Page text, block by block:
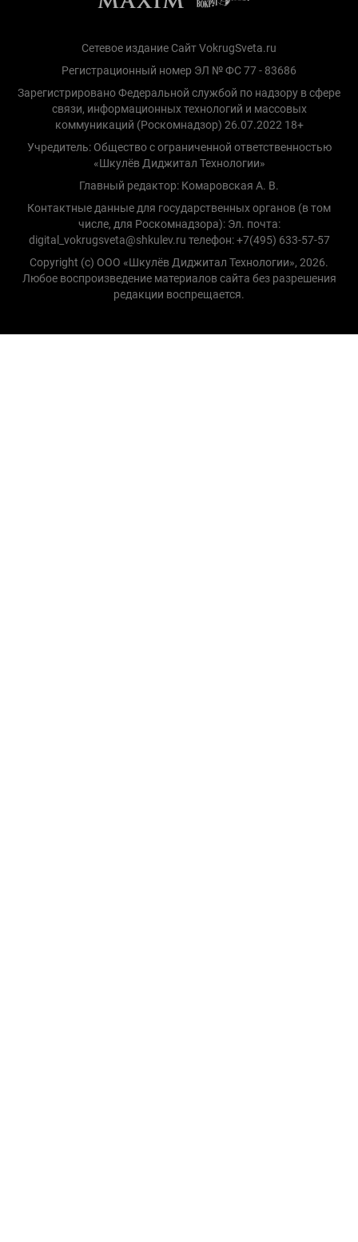
Сетевое издание Сайт VokrugSveta.ru
Регистрационный номер ЭЛ № ФС 77 - 83686
Зарегистрировано Федеральной службой по надзору в сфере
связи, информационных технологий и массовых
коммуникаций (Роскомнадзор) 26.07.2022 18+
Учредитель: Общество с ограниченной ответственностью
«Шкулёв Диджитал Технологии»
Главный редактор: Комаровская А. В.
Контактные данные для государственных органов (в том
числе, для Роскомнадзора): Эл. почта:
digital_vokrugsveta@shkulev.ru телефон: +7(495) 633-57-57
Copyright (с) ООО «Шкулёв Диджитал Технологии», 2026.
Любое воспроизведение материалов сайта без разрешения
редакции воспрещается.